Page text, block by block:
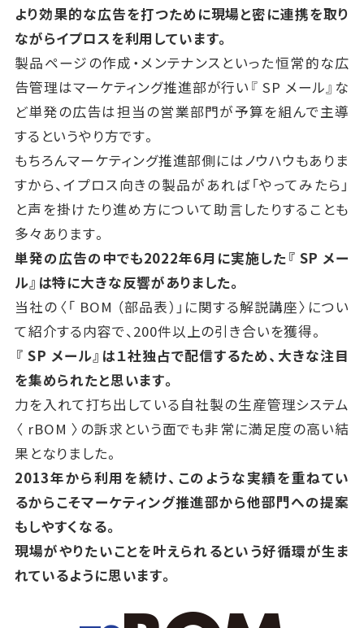
より効果的な広告を打つために現場と密に連携を取り
ながらイプロスを利用しています。
製品ページの作成・メンテナンスといった恒常的な広
告管理はマーケティング推進部が行い 『SP メール』な
ど単発の広告は担当の営業部門が予算を組んで主導
するというやり方です。
もちろんマーケティング推進部側にはノウハウもありま
すから、イプロス向きの製品があれば「やってみたら」
と声を掛けたり進め方について助言したりすることも
多々あります。
単発の広告の中でも2022年6月に実施した『 SP メー
ル』は特に大きな反響がありました。
当社の〈「 BOM （部品表）」に関する解説講座〉につい
て紹介する内容で、200件以上の引き合いを獲得。
『 SP メール』は１社独占で配信するため、大きな注目
を集められたと思います。
力を入れて打ち出している自社製の生産管理システム
〈 rBOM 〉の訴求という面でも非常に満足度の高い結
果となりました。
2013年から利用を続け、このような実績を重ねてい
るからこそマーケティング推進部から他部門への提案
もしやすくなる。
現場がやりたいことを叶えられるという好循環が生ま
れているように思います。